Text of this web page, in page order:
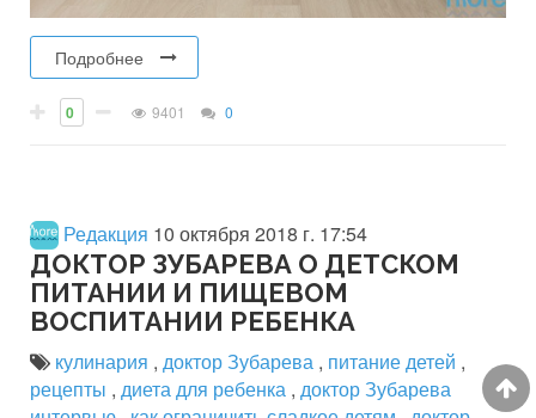
Подробнее
0 9401 0
Редакция 10 октября 2018 г. 17:54
ДОКТОР ЗУБАРЕВА О ДЕТСКОМ
ПИТАНИИ И ПИЩЕВОМ
ВОСПИТАНИИ РЕБЕНКА
кулинария , доктор Зубарева , питание детей ,
рецепты , диета для ребенка , доктор Зубарева